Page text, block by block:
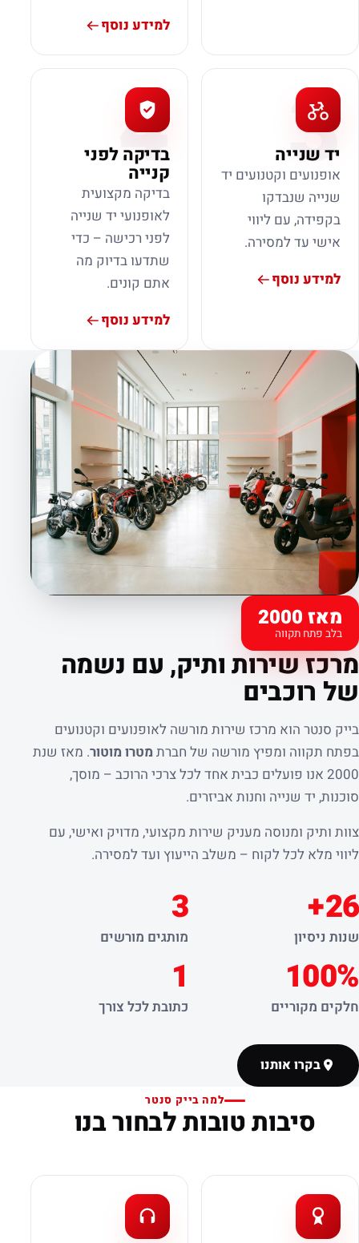
למידע נוסף
3
יד שנייה
אופנועים וקטנועים יד
שנייה שנבדקו
בקפידה, עם ליווי
אישי עד למסירה.
למידע נוסף
4
בדיקה לפני
קנייה
בדיקה מקצועית
לאופנועי יד שנייה
לפני רכישה – כדי
שתדעו בדיוק מה
אתם קונים.
למידע נוסף
מאז 2000
בלב פתח תקווה
קצת עלינו
מרכז שירות ותיק, עם נשמה
של רוכבים
בייק סנטר הוא מרכז שירות מורשה לאופנועים וקטנועים
בפתח תקווה ומפיץ מורשה של חברת מטרו מוטור. מאז שנת
2000 אנו פועלים כבית אחד לכל צרכי הרוכב – מוסך,
סוכנות, יד שנייה וחנות אביזרים.
צוות ותיק ומנוסה מעניק שירות מקצועי, מדויק ואישי, עם
ליווי מלא לכל לקוח – משלב הייעוץ ועד למסירה.
26+
שנות ניסיון
3
מותגים מורשים
100%
חלקים מקוריים
1
כתובת לכל צורך
בקרו אותנו
למה בייק סנטר
סיבות טובות לבחור בנו